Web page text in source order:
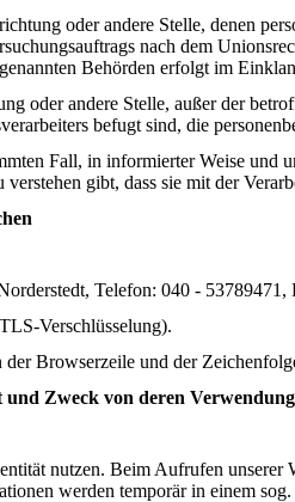
oder andere Stelle, denen
nach dem
Behörden erfolgt im
oder andere Stelle, außer der
befugt sind, die
Fall, in informierter Weise und
gibt, dass sie mit der
Telefon: 040 -
Verschlüsselung).
Browserzeile und der
und Zweck von deren Verwendung
nutzen. Beim Aufrufen
werden temporär in einem